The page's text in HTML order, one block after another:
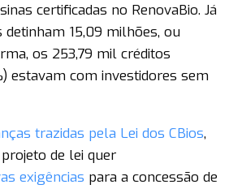
certificadas no RenovaBio. Já
detinham 15,09 milhões, ou
os 253,79 mil créditos
estavam com investidores sem
trazidas pela Lei dos CBios,
de lei quer
exigências para a concessão de